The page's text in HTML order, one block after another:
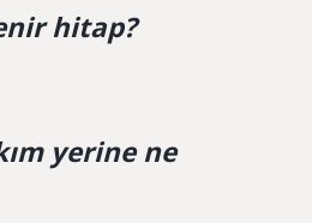
hitap?
yerine ne